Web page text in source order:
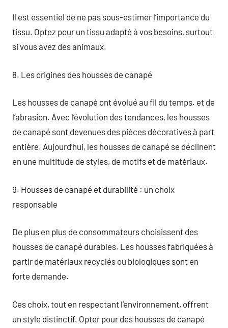
Il est essentiel de ne pas sous-estimer l’importance du
tissu. Optez pour un tissu adapté à vos besoins, surtout
si vous avez des animaux.
8. Les origines des housses de canapé
Les housses de canapé ont évolué au fil du temps. et de
l’abrasion. Avec l’évolution des tendances, les housses
de canapé sont devenues des pièces décoratives à part
entière. Aujourd’hui, les housses de canapé se déclinent
en une multitude de styles, de motifs et de matériaux.
9. Housses de canapé et durabilité : un choix
responsable
De plus en plus de consommateurs choisissent des
housses de canapé durables. Les housses fabriquées à
partir de matériaux recyclés ou biologiques sont en
forte demande.
Ces choix, tout en respectant l’environnement, offrent
un style distinctif. Opter pour des housses de canapé